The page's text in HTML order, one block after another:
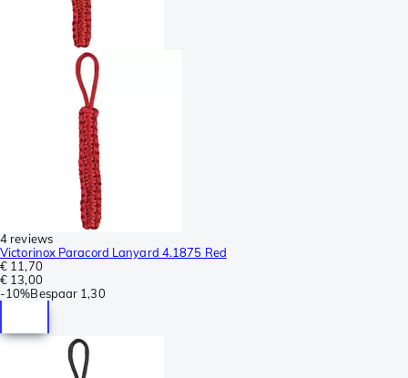
4 reviews
Victorinox Paracord Lanyard 4.1875 Red
€ 11,70
€ 13,00
-10%Bespaar 1,30